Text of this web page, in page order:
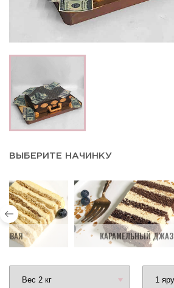
ВЫБЕРИТЕ НАЧИНКУ
КАРАМЕЛЬНЫЙ ДЖАЗ